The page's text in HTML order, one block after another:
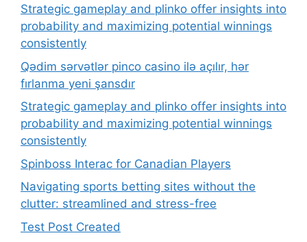
Strategic gameplay and plinko offer insights into
probability and maximizing potential winnings
consistently
Qədim sərvətlər pinco casino ilə açılır, hər
fırlanma yeni şansdır
Strategic gameplay and plinko offer insights into
probability and maximizing potential winnings
consistently
Spinboss Interac for Canadian Players
Navigating sports betting sites without the
clutter: streamlined and stress-free
Test Post Created